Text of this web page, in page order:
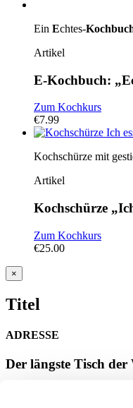
Ein Echtes-
Artikel
E-Kochbuch:
Zum Kochkurs
€7.99
Kochschürze mit
Artikel
Kochschürze
Zum Kochkurs
€25.00
Close
product
view
×
Titel
ADRESSE
Der längste Tisch